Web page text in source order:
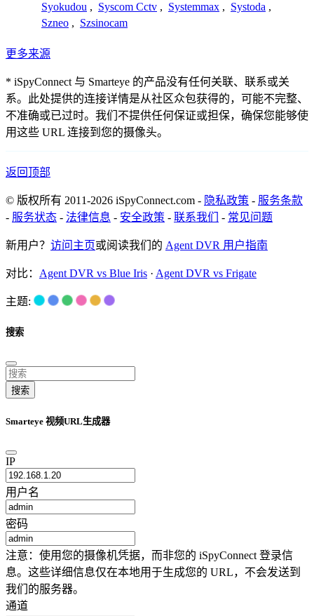
Syokudou , Syscom Cctv , Systemmax , Systoda ,
Szneo , Szsinocam
更多来源
* iSpyConnect 与 Smarteye 的产品没有任何关联、联系或关
系。此处提供的连接详情是从社区众包获得的，可能不完整、
不准确或已过时。我们不提供任何保证或担保，确保您能够使
用这些 URL 连接到您的摄像头。
返回顶部
© 版权所有 2011-2026 iSpyConnect.com - 隐私政策 - 服务条款
- 服务状态 - 法律信息 - 安全政策 - 联系我们 - 常见问题
新用户？ 访问主页或阅读我们的 Agent DVR 用户指南
对比： Agent DVR vs Blue Iris · Agent DVR vs Frigate
主题:
搜索
搜索
Smarteye 视频URL生成器
IP
用户名
密码
注意：使用您的摄像机凭据，而非您的 iSpyConnect 登录信
息。这些详细信息仅在本地用于生成您的 URL，不会发送到
我们的服务器。
通道